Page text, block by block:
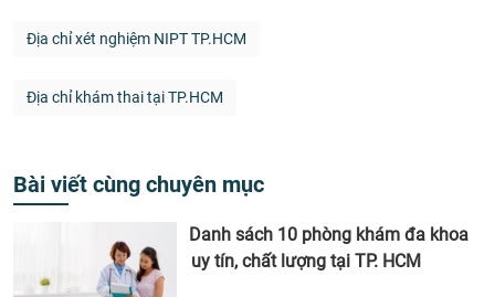
Địa chỉ xét nghiệm NIPT TP.HCM
Địa chỉ khám thai tại TP.HCM
Bài viết cùng chuyên mục
Danh sách 10 phòng khám đa khoa
uy tín, chất lượng tại TP. HCM